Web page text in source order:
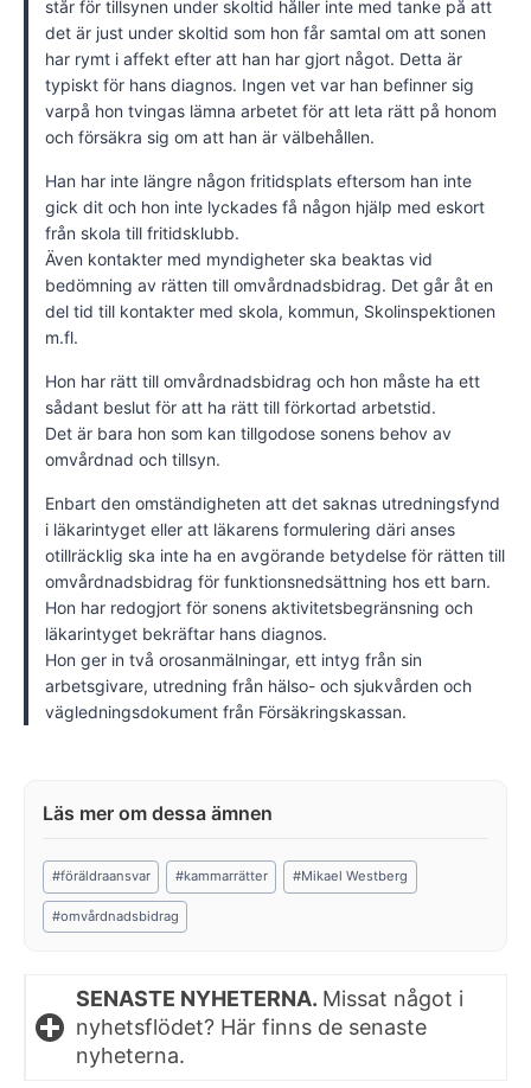
står för tillsynen under skoltid håller inte med tanke på att
det är just under skoltid som hon får samtal om att sonen
har rymt i affekt efter att han har gjort något. Detta är
typiskt för hans diagnos. Ingen vet var han befinner sig
varpå hon tvingas lämna arbetet för att leta rätt på honom
och försäkra sig om att han är välbehållen.
Han har inte längre någon fritidsplats eftersom han inte
gick dit och hon inte lyckades få någon hjälp med eskort
från skola till fritidsklubb.
Även kontakter med myndigheter ska beaktas vid
bedömning av rätten till omvårdnadsbidrag. Det går åt en
del tid till kontakter med skola, kommun, Skolinspektionen
m.fl.
Hon har rätt till omvårdnadsbidrag och hon måste ha ett
sådant beslut för att ha rätt till förkortad arbetstid.
Det är bara hon som kan tillgodose sonens behov av
omvårdnad och tillsyn.
Enbart den omständigheten att det saknas utredningsfynd
i läkarintyget eller att läkarens formulering däri anses
otillräcklig ska inte ha en avgörande betydelse för rätten till
omvårdnadsbidrag för funktionsnedsättning hos ett barn.
Hon har redogjort för sonens aktivitetsbegränsning och
läkarintyget bekräftar hans diagnos.
Hon ger in två orosanmälningar, ett intyg från sin
arbetsgivare, utredning från hälso- och sjukvården och
vägledningsdokument från Försäkringskassan.
Post
Tags:
#föräldraansvar #kammarrätter #Mikael Westberg
#omvårdnadsbidrag
SENASTE NYHETERNA. Missat något i
nyhetsflödet? Här finns de senaste
nyheterna.